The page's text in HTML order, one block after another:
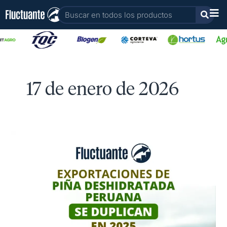
contenido
Buscar
17 de enero de 2026